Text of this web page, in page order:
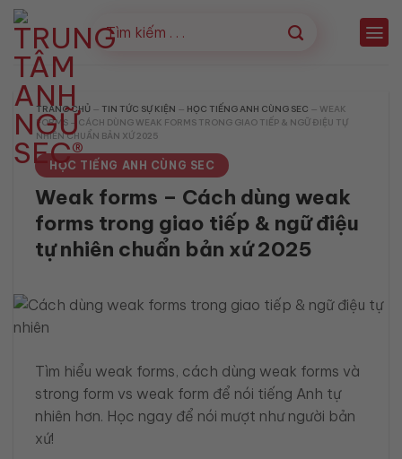
Bỏ
qua
nội
dung
TRANG CHỦ — TIN TỨC SỰ KIỆN — HỌC TIẾNG ANH CÙNG SEC — WEAK
FORMS – CÁCH DÙNG WEAK FORMS TRONG GIAO TIẾP & NGỮ ĐIỆU TỰ
NHIÊN CHUẨN BẢN XỨ 2025
HỌC TIẾNG ANH CÙNG SEC
Weak forms – Cách dùng weak
forms trong giao tiếp & ngữ điệu
tự nhiên chuẩn bản xứ 2025
Tìm hiểu weak forms, cách dùng weak forms và
strong form vs weak form để nói tiếng Anh tự
nhiên hơn. Học ngay để nói mượt như người bản
xứ!